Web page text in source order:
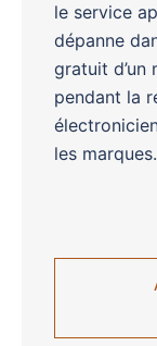
le service
dépanne
gratuit d’un
pendant la
les marques.